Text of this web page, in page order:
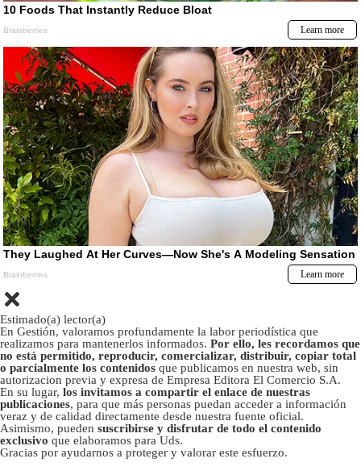
Estimado(a) lector(a)
En Gestión, valoramos profundamente la labor periodística que
realizamos para mantenerlos informados. Por ello, les recordamos que
no está permitido, reproducir, comercializar, distribuir, copiar total
o parcialmente los contenidos que publicamos en nuestra web, sin
autorizacion previa y expresa de Empresa Editora El Comercio S.A.
En su lugar, los invitamos a compartir el enlace de nuestras
publicaciones, para que más personas puedan acceder a información
veraz y de calidad directamente desde nuestra fuente oficial.
Asimismo, pueden suscribirse y disfrutar de todo el contenido
exclusivo que elaboramos para Uds.
Gracias por ayudarnos a proteger y valorar este esfuerzo.